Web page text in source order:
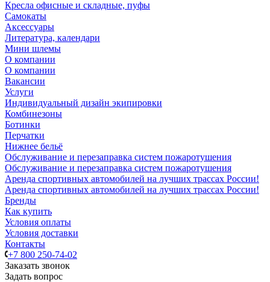
Кресла офисные и складные, пуфы
Самокаты
Аксессуары
Литература, календари
Мини шлемы
О компании
О компании
Вакансии
Услуги
Индивидуальный дизайн экипировки
Комбинезоны
Ботинки
Перчатки
Нижнее бельё
Обслуживание и перезаправка систем пожаротушения
Обслуживание и перезаправка систем пожаротушения
Аренда спортивных автомобилей на лучших трассах России!
Аренда спортивных автомобилей на лучших трассах России!
Бренды
Как купить
Условия оплаты
Условия доставки
Контакты
+7 800 250-74-02
Заказать звонок
Задать вопрос